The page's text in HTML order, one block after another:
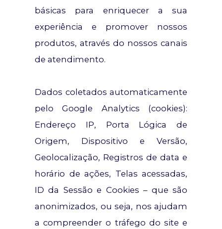
básicas para enriquecer a sua
experiência e promover nossos
produtos, através do nossos canais
de atendimento.
Dados coletados automaticamente
pelo Google Analytics (cookies):
Endereço IP, Porta Lógica de
Origem, Dispositivo e Versão,
Geolocalização, Registros de data e
horário de ações, Telas acessadas,
ID da Sessão e Cookies – que são
anonimizados, ou seja, nos ajudam
a compreender o tráfego do site e